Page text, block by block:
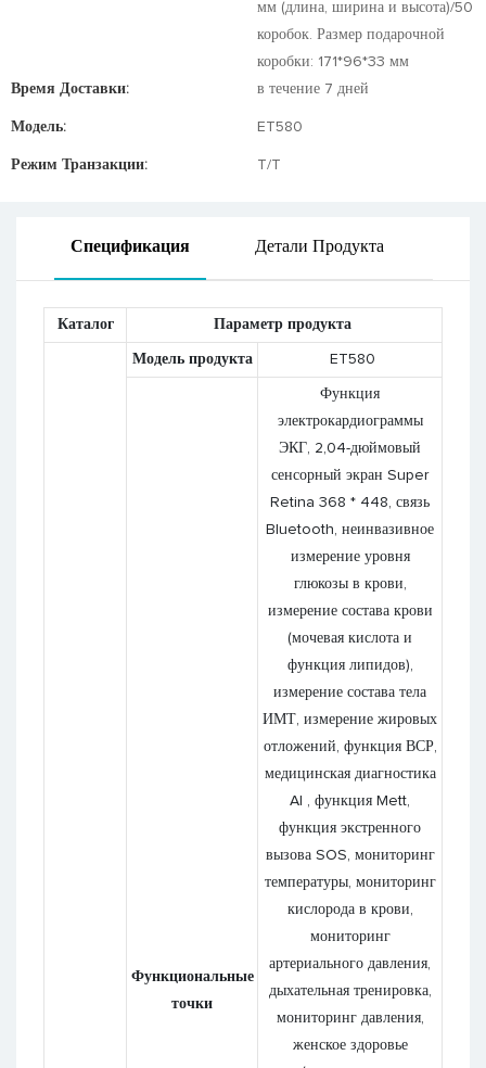
мм (длина, ширина и высота)/50
коробок. Размер подарочной
коробки: 171*96*33 мм
Время Доставки:
в течение 7 дней
Модель: ET580
Режим Транзакции: T/T
Спецификация Детали Продукта
Каталог Параметр продукта
Модель продукта ET580
Функциональные
точки
Функция
электрокардиограммы
ЭКГ, 2,04-дюймовый
сенсорный экран Super
Retina 368 * 448, связь
Bluetooth, неинвазивное
измерение уровня
глюкозы в крови,
измерение состава крови
(мочевая кислота и
функция липидов),
измерение состава тела
ИМТ, измерение жировых
отложений, функция ВСР,
медицинская диагностика
AI , функция Mett,
функция экстренного
вызова SOS, мониторинг
температуры, мониторинг
кислорода в крови,
мониторинг
артериального давления,
дыхательная тренировка,
мониторинг давления,
женское здоровье